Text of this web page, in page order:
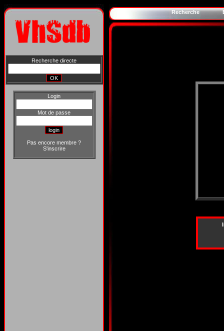
Recherche directe
Login
Mot de passe
Pas encore membre ?
S'inscrire
Recherche